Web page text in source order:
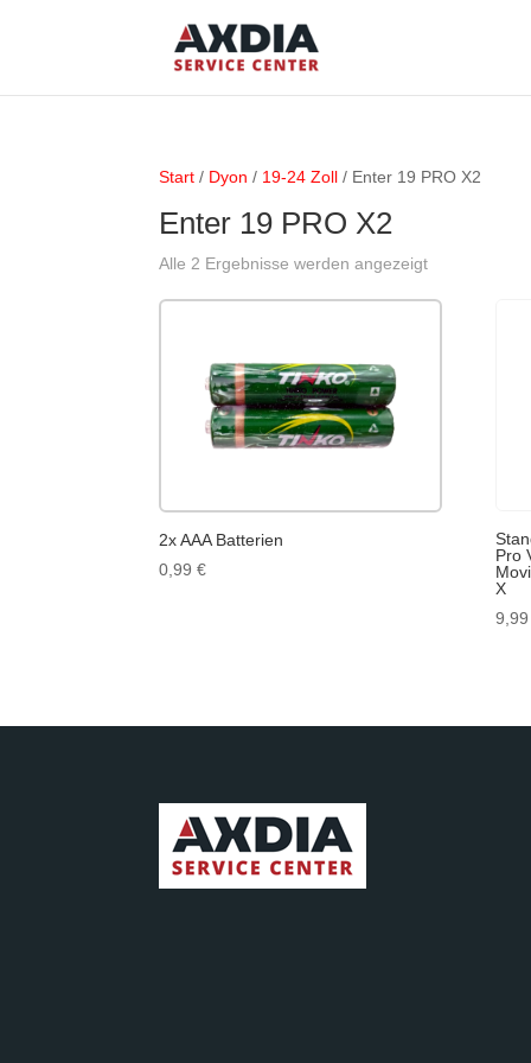
Start / Dyon / 19-24 Zoll / Enter 19 PRO X2
Enter 19 PRO X2
Alle 2 Ergebnisse werden angezeigt
2x AAA Batterien
0,99€
Pro
X